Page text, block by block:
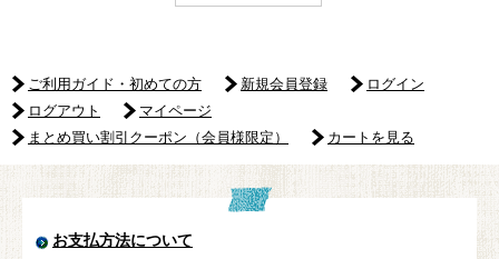
ご利用ガイド・初めての方 新規会員登録
ログイン
ログアウト
マイページ
まとめ買い割引クーポン（会員様限定）
カートを見る
お支払方法について